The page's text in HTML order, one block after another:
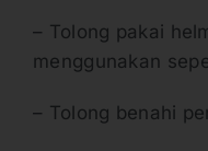
– Tolong pakai
menggunakan
– Tolong benahi